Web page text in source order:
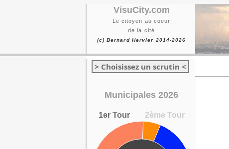
VisuCity.com
Le citoyen au coeur
de la cité
(c) Bernard Hervier 2014-2026
> Choisissez un scrutin <
Municipales 2026
1er Tour 2ème Tour